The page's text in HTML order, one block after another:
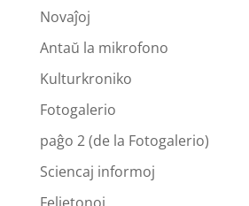
Novaĵoj
Antaŭ la mikrofono
Kulturkroniko
Fotogalerio
paĝo 2 (de la Fotogalerio)
Sciencaj informoj